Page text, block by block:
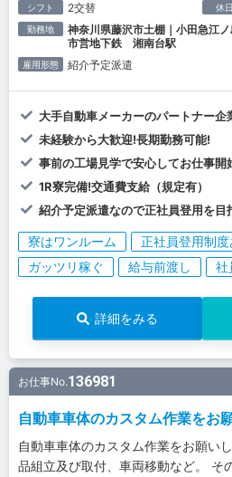
シフト 2交替 休日
勤務地
神奈川県藤沢市土棚｜小田急江
市営地下鉄 湘南台駅
雇用形態 紹介予定派遣
大手自動車メーカーのパートナー企
未経験から大歓迎!長期勤務可能!
事前の工場見学で安心してお仕事開
1R寮完備!交通費支給（規定有）
紹介予定派遣なので正社員登用を目
寮はワンルーム 正社員登用制度
ガッツリ稼ぐ
給与前渡し 社
詳細をみる
お仕事No.136981
自動車車体のカスタム作業をお
自動車車体のカスタム作業をお願い
品組立及び取付、車両移動など。